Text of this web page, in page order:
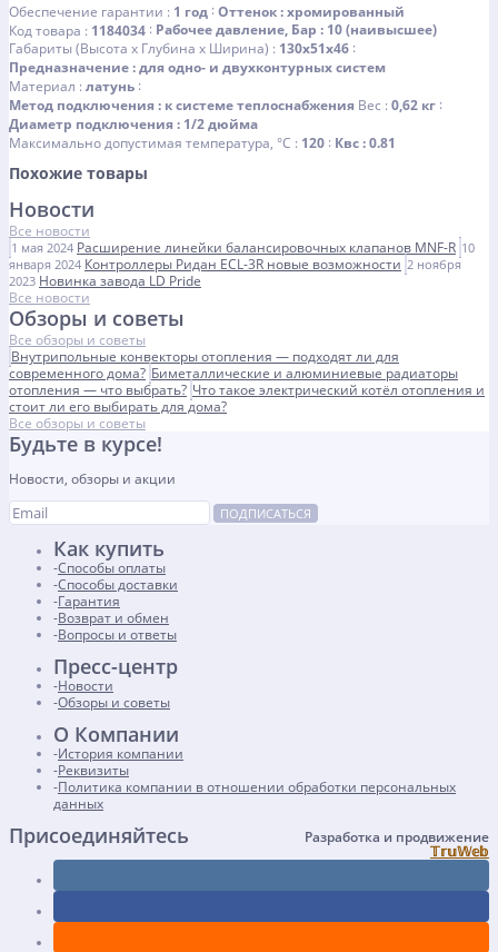
Обеспечение гарантии 1 год Оттенок хромированный
Код товара
1184034 Рабочее давление, Бар
10 (наивысшее)
Габариты (Высота х Глубина x Ширина)
130x51x46
Предназначение для одно- и двухконтурных систем
Материал латунь
Метод подключения к системе теплоснабжения Вес 0,62 кг
Диаметр подключения 1/2 дюйма
Максимально допустимая температура, °C
120 Квс 0.81
Похожие товары
Новости
Все новости
1 мая 2024 Расширение линейки балансировочных клапанов MNF-R 10
января 2024 Контроллеры Ридан ECL-3R новые возможности 2 ноября
2023 Новинка завода LD Pride
Все новости
Обзоры и советы
Все обзоры и советы
Внутрипольные конвекторы отопления — подходят ли для
современного дома? Биметаллические и алюминиевые радиаторы
отопления — что выбрать? Что такое электрический котёл отопления и
стоит ли его выбирать для дома?
Все обзоры и советы
Будьте в курсе!
Новости, обзоры и акции
ПОДПИСАТЬСЯ
Как купить
Способы оплаты
Способы доставки
Гарантия
Возврат и обмен
Вопросы и ответы
Пресс-центр
Новости
Обзоры и советы
О Компании
История компании
Реквизиты
Политика компании в отношении обработки персональных
данных
Присоединяйтесь Разработка и продвижение
𝕋𝕣𝕦𝕎𝕖𝕓